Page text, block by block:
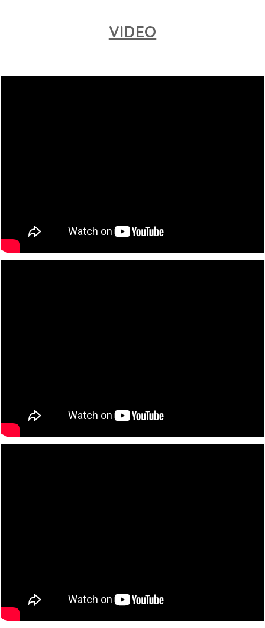
VIDEO